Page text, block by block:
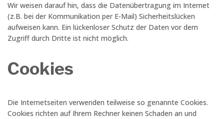
Wir weisen darauf hin, dass die Datenübertragung im Internet
(z.B. bei der Kommunikation per E-Mail) Sicherheitslücken
aufweisen kann. Ein lückenloser Schutz der Daten vor dem
Zugriff durch Dritte ist nicht möglich.
Cookies
Die Internetseiten verwenden teilweise so genannte Cookies.
Cookies richten auf Ihrem Rechner keinen Schaden an und